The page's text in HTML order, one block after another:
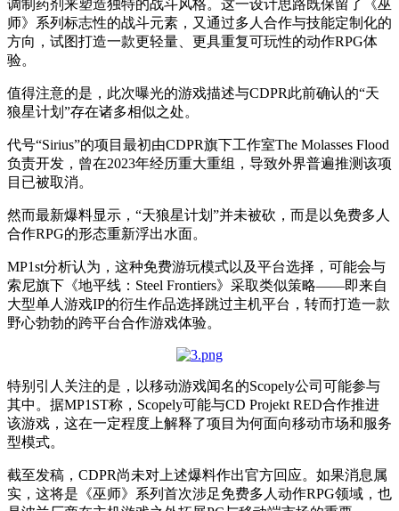
调制药剂来塑造独特的战斗风格。这一设计思路既保留了《巫
师》系列标志性的战斗元素，又通过多人合作与技能定制化的
方向，试图打造一款更轻量、更具重复可玩性的动作RPG体
验。
值得注意的是，此次曝光的游戏描述与CDPR此前确认的“天
狼星计划”存在诸多相似之处。
代号“Sirius”的项目最初由CDPR旗下工作室The Molasses Flood
负责开发，曾在2023年经历重大重组，导致外界普遍推测该项
目已被取消。
然而最新爆料显示，“天狼星计划”并未被砍，而是以免费多人
合作RPG的形态重新浮出水面。
MP1st分析认为，这种免费游玩模式以及平台选择，可能会与
索尼旗下《地平线：Steel Frontiers》采取类似策略——即来自
大型单人游戏IP的衍生作品选择跳过主机平台，转而打造一款
野心勃勃的跨平台合作游戏体验。
特别引人关注的是，以移动游戏闻名的Scopely公司可能参与
其中。据MP1ST称，Scopely可能与CD Projekt RED合作推进
该游戏，这在一定程度上解释了项目为何面向移动市场和服务
型模式。
截至发稿，CDPR尚未对上述爆料作出官方回应。如果消息属
实，这将是《巫师》系列首次涉足免费多人动作RPG领域，也